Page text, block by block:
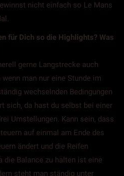
nicht einfach so Le Mans
für Dich so die Highlights? Was
gerne Langstrecke auch
man nur eine Stunde im
wechselnden Bedingungen
sich, da hast du selbst bei einer
Umstellungen. Kann sein, dass
auf einmal am Ende des
ändert und die Reifen
die Balance zu halten ist eine
steht man ständig unter